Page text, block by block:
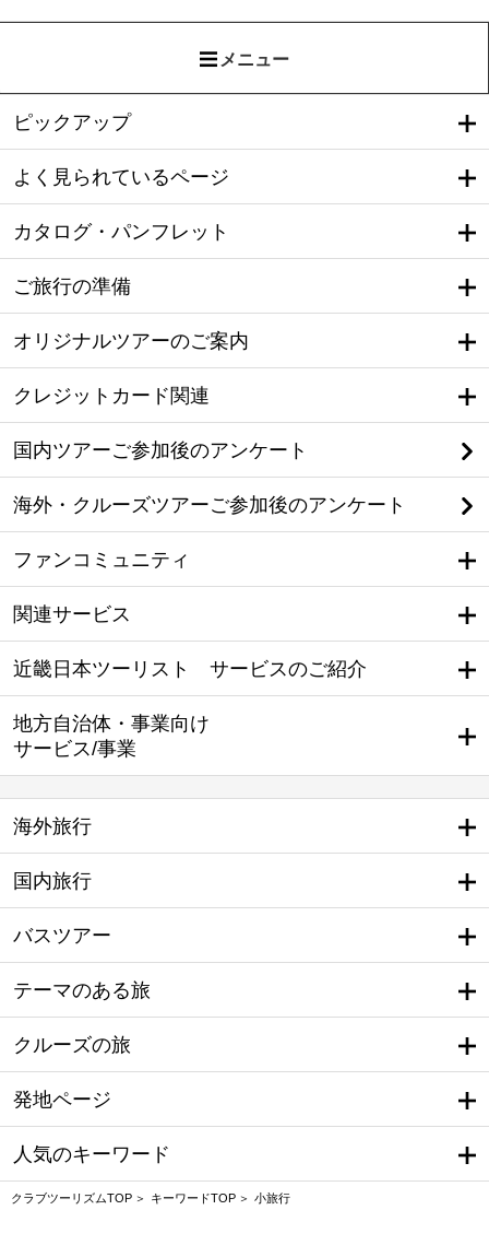
メニュー
ピックアップ
よく見られているページ
カタログ・パンフレット
ご旅行の準備
オリジナルツアーのご案内
クレジットカード関連
国内ツアーご参加後のアンケート
海外・クルーズツアーご参加後のアンケート
ファンコミュニティ
関連サービス
近畿日本ツーリスト サービスのご紹介
地方自治体・事業向け
サービス/事業
海外旅行
国内旅行
バスツアー
テーマのある旅
クルーズの旅
発地ページ
人気のキーワード
クラブツーリズムTOP キーワードTOP 小旅行